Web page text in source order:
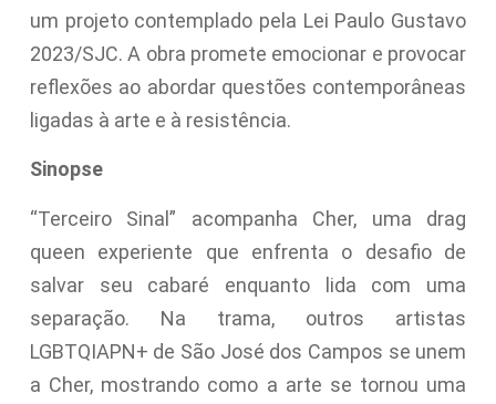
um projeto contemplado pela Lei Paulo Gustavo
2023/SJC. A obra promete emocionar e provocar
reflexões ao abordar questões contemporâneas
ligadas à arte e à resistência.
Sinopse
“Terceiro Sinal” acompanha Cher, uma drag
queen experiente que enfrenta o desafio de
salvar seu cabaré enquanto lida com uma
separação. Na trama, outros artistas
LGBTQIAPN+ de São José dos Campos se unem
a Cher, mostrando como a arte se tornou uma